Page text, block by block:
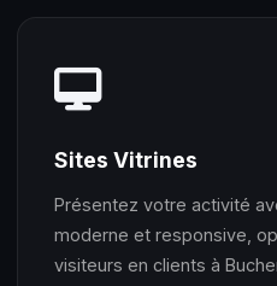
Sites Vitrines
Présentez votre activité
moderne et responsive,
visiteurs en clients à